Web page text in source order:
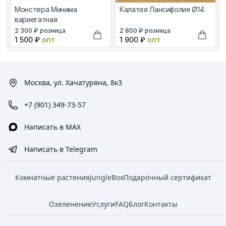
Монстера Минима
вариегатная
В наличии, цена в рублях
2 300 ₽ розница
Оптовая цена в рублях
1 500 ₽ опт
Добавить в корзину
Калатея Лансифолия Ø14
В наличии, цена в рублях
2 800 ₽ розница
Оптовая цена в рублях
1 900 ₽ опт
Москва, ул. Хачатуряна, 8к3
+7 (901) 349-73-57
Написать в MAX
Написать в Telegram
Комнатные растенияJungleBoxПодарочный сертификат
ОзеленениеУслугиFAQБлогКонтакты